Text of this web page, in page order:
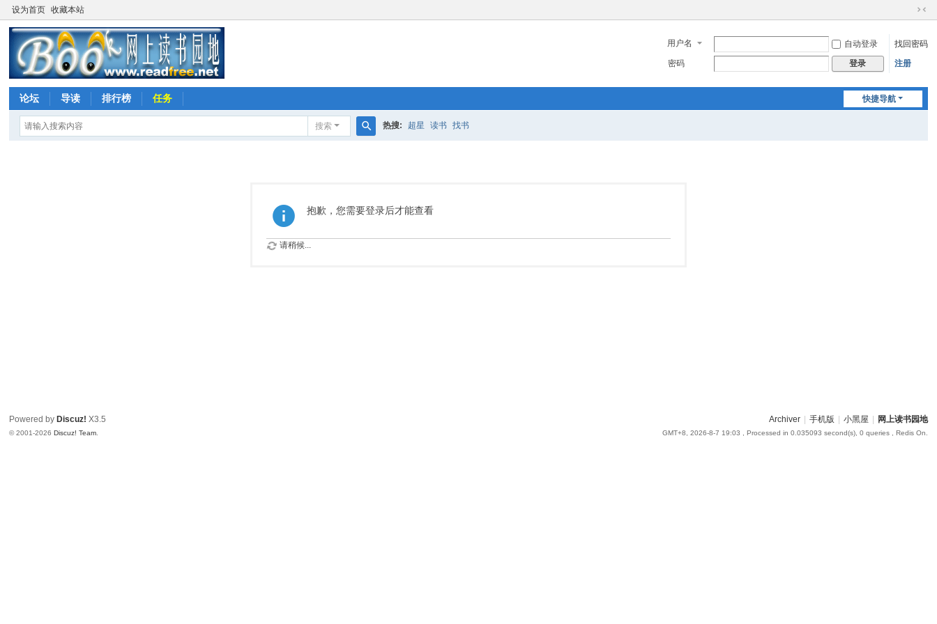
设为首页 收藏本站
切
到
用户名 自动登录
找回密码
密码
登录 注册
快捷导航
论坛 导读 排行榜 任务
搜索 热搜: 超星 读书 找书
抱歉，您需要登录后才能查看
请稍候...
Archiver 手机版 小黑屋 网上读书园地
GMT+8, 2026-8-7 19:03 , Processed in 0.035093 second(s), 0 queries , Redis On.
Powered by Discuz! X3.5
© 2001-2026Discuz! Team